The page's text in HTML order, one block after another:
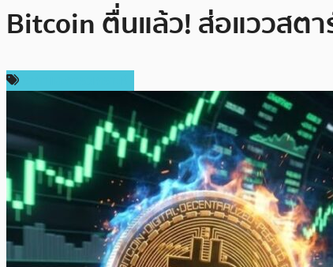
Bitcoin ตื่นแล้ว! ส่อแววสตา